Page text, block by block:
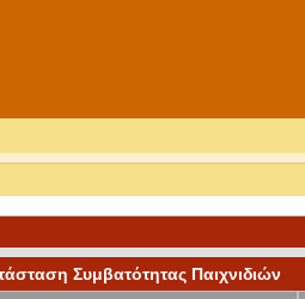
Συμβατότητας Παιχνιδιών